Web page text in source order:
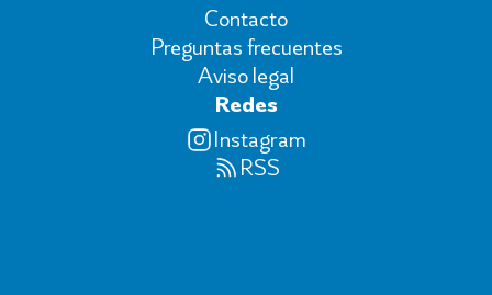
Contacto
Preguntas frecuentes
Aviso legal
Redes
Instagram
RSS